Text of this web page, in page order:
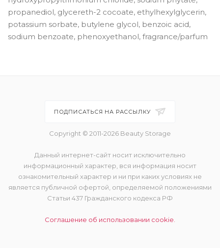
propanediol, glycereth-2 cocoate, ethylhexylglycerin,
potassium sorbate, butylene glycol, benzoic acid,
sodium benzoate, phenoxyethanol, fragrance/parfum
ПОДПИСАТЬСЯ НА РАССЫЛКУ
Copyright © 2011-2026 Beauty Storage
Данный интернет-сайт носит исключительно
информационный характер, вся информация носит
ознакомительный характер и ни при каких условиях не
является публичной офертой, определяемой положениями
Статьи 437 Гражданского кодекса РФ
Соглашение об использовании cookie.